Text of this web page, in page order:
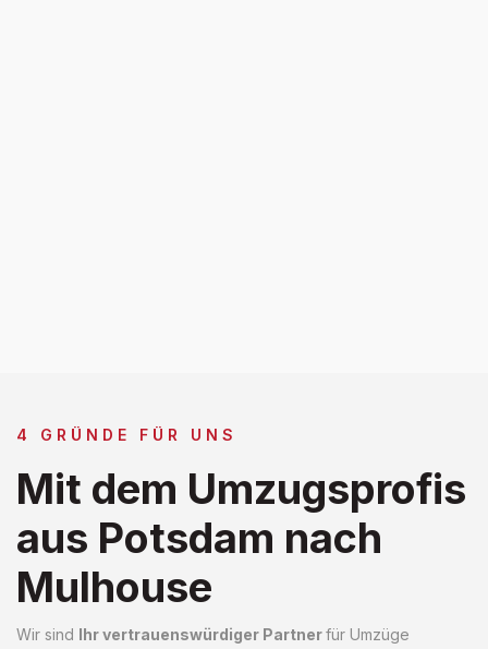
4 GRÜNDE FÜR UNS
Mit dem Umzugsprofis
aus Potsdam nach
Mulhouse
Wir sind Ihr vertrauenswürdiger Partnerfür Umzüge